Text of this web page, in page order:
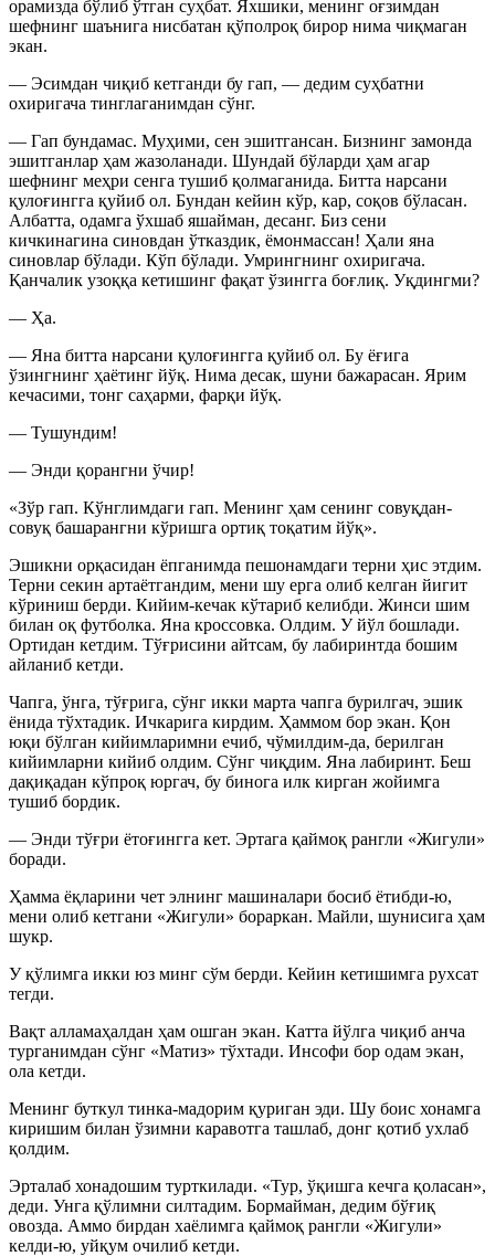
орамизда бўлиб ўтган суҳбат. Яхшики, менинг оғзимдан
шефнинг шаънига нисбатан қўполроқ бирор нима чиқмаган
экан.
— Эсимдан чиқиб кетганди бу гап, — дедим суҳбатни
охиригача тинглаганимдан сўнг.
— Гап бундамас. Муҳими, сен эшитгансан. Бизнинг замонда
эшитганлар ҳам жазоланади. Шундай бўларди ҳам агар
шефнинг меҳри сенга тушиб қолмаганида. Битта нарсани
қулоғингга қуйиб ол. Бундан кейин кўр, кар, соқов бўласан.
Албатта, одамга ўхшаб яшайман, десанг. Биз сени
кичкинагина синовдан ўтказдик, ёмонмассан! Ҳали яна
синовлар бўлади. Кўп бўлади. Умрингнинг охиригача.
Қанчалик узоққа кетишинг фақат ўзингга боғлиқ. Уқдингми?
— Ҳа.
— Яна битта нарсани қулоғингга қуйиб ол. Бу ёғига
ўзингнинг ҳаётинг йўқ. Нима десак, шуни бажарасан. Ярим
кечасими, тонг саҳарми, фарқи йўқ.
— Тушундим!
— Энди қорангни ўчир!
«Зўр гап. Кўнглимдаги гап. Менинг ҳам сенинг совуқдан-
совуқ башарангни кўришга ортиқ тоқатим йўқ».
Эшикни орқасидан ёпганимда пешонамдаги терни ҳис этдим.
Терни секин артаётгандим, мени шу ерга олиб келган йигит
кўриниш берди. Кийим-кечак кўтариб келибди. Жинси шим
билан оқ футболка. Яна кроссовка. Олдим. У йўл бошлади.
Ортидан кетдим. Тўғрисини айтсам, бу лабиринтда бошим
айланиб кетди.
Чапга, ўнга, тўғрига, сўнг икки марта чапга бурилгач, эшик
ёнида тўхтадик. Ичкарига кирдим. Ҳаммом бор экан. Қон
юқи бўлган кийимларимни ечиб, чўмилдим-да, берилган
кийимларни кийиб олдим. Сўнг чиқдим. Яна лабиринт. Беш
дақиқадан кўпроқ юргач, бу бинога илк кирган жойимга
тушиб бордик.
— Энди тўғри ётоғингга кет. Эртага қаймоқ рангли «Жигули»
боради.
Ҳамма ёқларини чет элнинг машиналари босиб ётибди-ю,
мени олиб кетгани «Жигули» бораркан. Майли, шунисига ҳам
шукр.
У қўлимга икки юз минг сўм берди. Кейин кетишимга рухсат
тегди.
Вақт алламаҳалдан ҳам ошган экан. Катта йўлга чиқиб анча
турганимдан сўнг «Матиз» тўхтади. Инсофи бор одам экан,
ола кетди.
Менинг буткул тинка-мадорим қуриган эди. Шу боис хонамга
киришим билан ўзимни каравотга ташлаб, донг қотиб ухлаб
қолдим.
Эрталаб хонадошим турткилади. «Тур, ўқишга кечга қоласан»,
деди. Унга қўлимни силтадим. Бормайман, дедим бўғиқ
овозда. Аммо бирдан хаёлимга қаймоқ рангли «Жигули»
келди-ю, уйқум очилиб кетди.